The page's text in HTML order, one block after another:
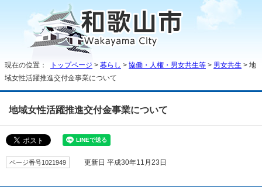
現在の位置： トップページ > 暮らし > 協働・人権・男女共生等 > 男女共生 > 地
域女性活躍推進交付金事業について
地域女性活躍推進交付金事業について
ページ番号1021949 更新日 平成30年11月23日